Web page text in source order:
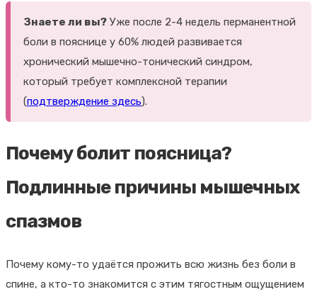
Знаете ли вы?Уже после 2-4 недель перманентной
боли в пояснице у 60% людей развивается
хронический мышечно-тонический синдром,
который требует комплексной терапии
(подтверждение здесь).
Почему болит поясница?
Подлинные причины мышечных
спазмов
Почему кому-то удаётся прожить всю жизнь без боли в
спине, а кто-то знакомится с этим тягостным ощущением